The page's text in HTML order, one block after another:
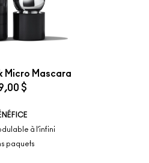
Micro Mascara
$
à l’infini
paquets